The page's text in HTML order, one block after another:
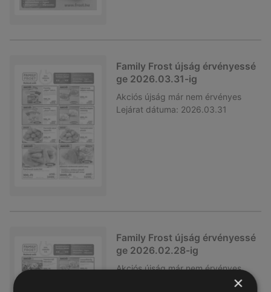
Family Frost újság érvényessé
ge 2026.03.31-ig
Akciós újság már nem érvényes
Lejárat dátuma: 2026.03.31
Family Frost újság érvényessé
ge 2026.02.28-ig
Akciós újság már nem érvényes
×